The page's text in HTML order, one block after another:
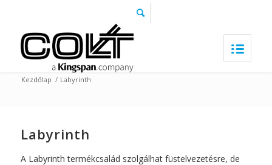
Kezdőlap / Labyrinth
Labyrinth
A Labyrinth termékcsalád szolgálhat füstelvezetésre, de